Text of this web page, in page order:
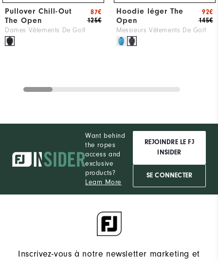
Pullover Chill-Out
The Open
Dames Vêtements De Golf
125€
87€
Hoodie léger The
Open
Messieurs Vêtements De Golf
145€
92€
Want behind
the ropes
access and
exclusive
products?
Learn More
REJOINDRE LE FJ
INSIDER
SE CONNECTER
Inscrivez-vous à notre newsletter marketing et